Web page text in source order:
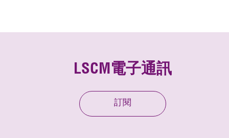
LSCM電子通訊
訂閱